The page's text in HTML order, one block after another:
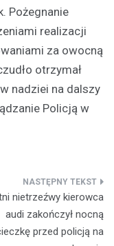
Pożegnanie
realizacji
za owocną
otrzymał
nadziei na dalszy
Policją w
nietrzeźwy kierowca
audi zakończył nocną
przed policją na